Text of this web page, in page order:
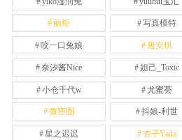
丽柜 写真模特
咬一口兔娘 唐安琪
奈汐酱Nice 妲己_Toxic
小仓千代w 尤蜜荟
微密圈 抖娘-利世
星之迟迟 杏子Yada